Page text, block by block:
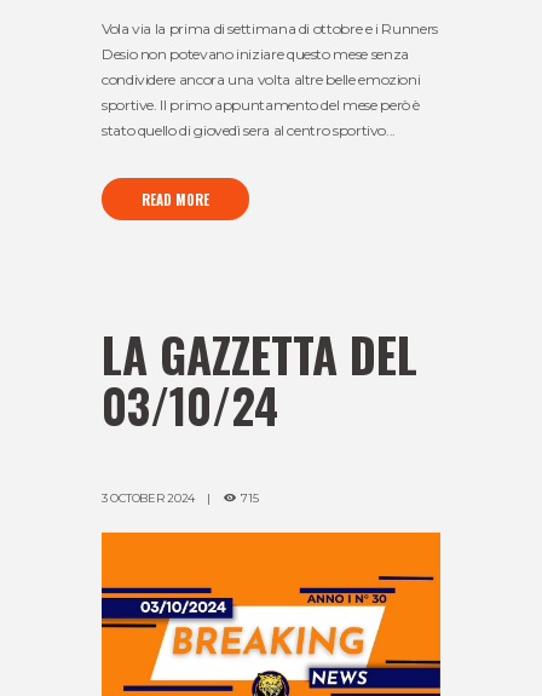
Vola via la prima di settimana di ottobre e i Runners
Desio non potevano iniziare questo mese senza
condividere ancora una volta altre belle emozioni
sportive. Il primo appuntamento del mese però è
stato quello di giovedì sera al centro sportivo...
READ MORE
LA GAZZETTA DEL
03/10/24
3 OCTOBER 2024 715